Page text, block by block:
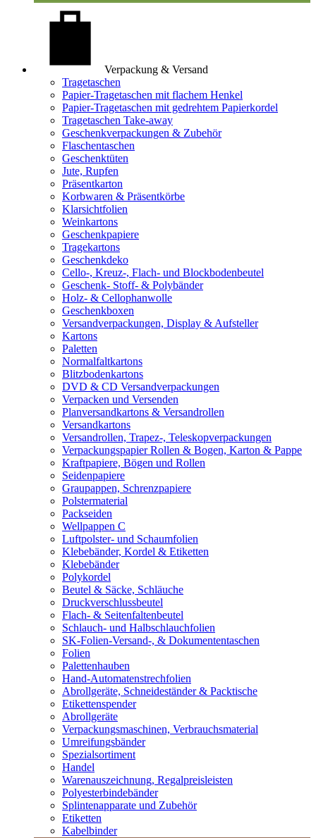
Verpackung & Versand
Tragetaschen
Papier-Tragetaschen mit flachem Henkel
Papier-Tragetaschen mit gedrehtem Papierkordel
Tragetaschen Take-away
Geschenkverpackungen & Zubehör
Flaschentaschen
Geschenktüten
Jute, Rupfen
Präsentkarton
Korbwaren & Präsentkörbe
Klarsichtfolien
Weinkartons
Geschenkpapiere
Tragekartons
Geschenkdeko
Cello-, Kreuz-, Flach- und Blockbodenbeutel
Geschenk- Stoff- & Polybänder
Holz- & Cellophanwolle
Geschenkboxen
Versandverpackungen, Display & Aufsteller
Kartons
Paletten
Normalfaltkartons
Blitzbodenkartons
DVD & CD Versandverpackungen
Verpacken und Versenden
Planversandkartons & Versandrollen
Versandkartons
Versandrollen, Trapez-, Teleskopverpackungen
Verpackungspapier Rollen & Bogen, Karton & Pappe
Kraftpapiere, Bögen und Rollen
Seidenpapiere
Graupappen, Schrenzpapiere
Polstermaterial
Packseiden
Wellpappen C
Luftpolster- und Schaumfolien
Klebebänder, Kordel & Etiketten
Klebebänder
Polykordel
Beutel & Säcke, Schläuche
Druckverschlussbeutel
Flach- & Seitenfaltenbeutel
Schlauch- und Halbschlauchfolien
SK-Folien-Versand-, & Dokumententaschen
Folien
Palettenhauben
Hand-Automatenstrechfolien
Abrollgeräte, Schneideständer & Packtische
Etikettenspender
Abrollgeräte
Verpackungsmaschinen, Verbrauchsmaterial
Umreifungsbänder
Spezialsortiment
Handel
Warenauszeichnung, Regalpreisleisten
Polyesterbindebänder
Splintenapparate und Zubehör
Etiketten
Kabelbinder